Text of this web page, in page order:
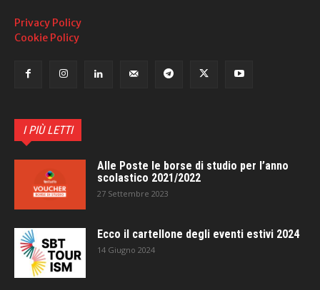
Privacy Policy
Cookie Policy
I PIÙ LETTI
Alle Poste le borse di studio per l’anno
scolastico 2021/2022
27 Settembre 2023
Ecco il cartellone degli eventi estivi 2024
14 Giugno 2024